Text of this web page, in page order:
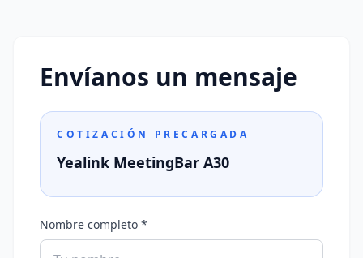
Envíanos un mensaje
COTIZACIÓN PRECARGADA
Yealink MeetingBar A30
Nombre completo *